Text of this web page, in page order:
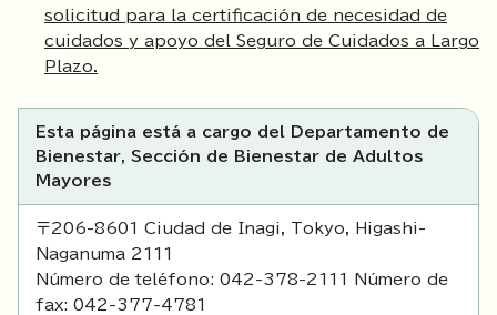
solicitud para la certificación de necesidad de
cuidados y apoyo del Seguro de Cuidados a Largo
Plazo.
Esta página está a cargo del Departamento de
Bienestar, Sección de Bienestar de Adultos
Mayores
〒206-8601 Ciudad de Inagi, Tokyo, Higashi-
Naganuma 2111
Número de teléfono: 042-378-2111 Número de
fax: 042-377-4781